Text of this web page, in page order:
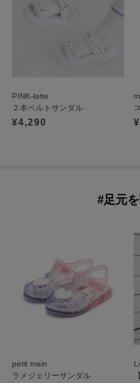
PINK-latte
２本ベルトサンダル
¥4,290 ¥
#足元
petit main
ラメジェリーサンダル